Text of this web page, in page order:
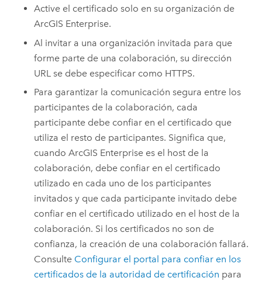
Active el certificado solo en su organización de
ArcGIS Enterprise.
Al invitar a una organización invitada para que
forme parte de una colaboración, su dirección
URL se debe especificar como HTTPS.
Para garantizar la comunicación segura entre los
participantes de la colaboración, cada
participante debe confiar en el certificado que
utiliza el resto de participantes. Significa que,
cuandoArcGIS Enterprise es el host de la
colaboración, debe confiar en el certificado
utilizado en cada uno de los participantes
invitados y que cada participante invitado debe
confiar en el certificado utilizado en el host de la
colaboración. Si los certificados no son de
confianza, la creación de una colaboración fallará.
Consulte Configurar el portal para confiar en los
certificados de la autoridad de certificación para